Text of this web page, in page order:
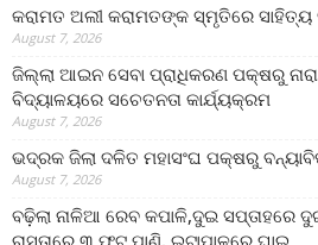
କରାମତ ଅଲୀ କରାମତଙ୍କ ସ୍ମୃତିରେ ସାହିତ୍ୟ
August 7, 2026
ଜିଲ୍ଲା ଆଇନ ସେବା ପ୍ରାଧିକରଣ ପକ୍ଷରୁ
ବିଦ୍ୟାଳୟରେ ସଚେତନତା କାର୍ଯ୍ୟକ୍ରମ
August 7, 2026
ଭଦ୍ରକ ଜିଲା ଦଳିତ ମହାସଂଘ ପକ୍ଷରୁ
August 7, 2026
ବଢ଼ିଲା ନାଳିଆ ରେବ କପାଳି,ଦୁଇ ସପ୍ତାହରେ